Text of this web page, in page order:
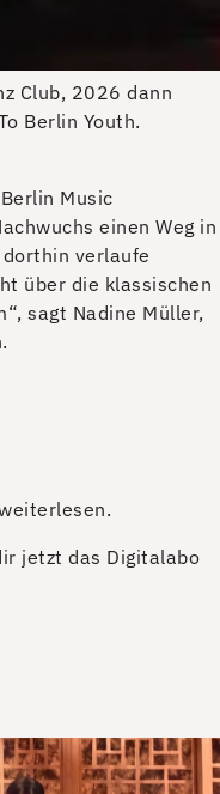
Club, 2026 dann
Berlin Youth.
Music
einen Weg in
dorthin verlaufe
über die klassischen
sagt Nadine Müller,
jetzt das Digitalabo